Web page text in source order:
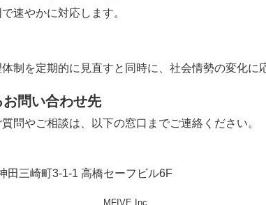
速やかに対応します。
制を定期的に見直すと同時に、社会情勢の変化に
問い合わせ先
問やご相談は、以下の窓口までご連絡ください。
田三崎町3-1-1 高橋セーフビル6F
MFIVE Inc.